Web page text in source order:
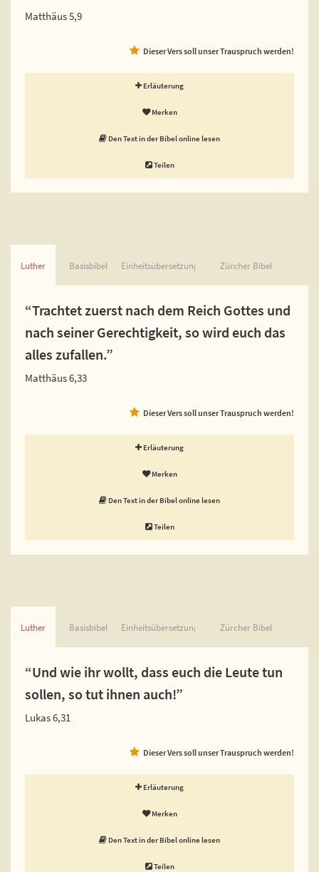
Matthäus 5,9
Dieser Vers soll unser Trauspruch werden!
Erläuterung
Merken
Den Text in der Bibel online lesen
Teilen
Luther Basisbibel Einheitsübersetzung Zürcher Bibel
“Trachtet zuerst nach dem Reich Gottes und
nach seiner Gerechtigkeit, so wird euch das
alles zufallen.”
Matthäus 6,33
Dieser Vers soll unser Trauspruch werden!
Erläuterung
Merken
Den Text in der Bibel online lesen
Teilen
Luther Basisbibel Einheitsübersetzung Zürcher Bibel
“Und wie ihr wollt, dass euch die Leute tun
sollen, so tut ihnen auch!”
Lukas 6,31
Dieser Vers soll unser Trauspruch werden!
Erläuterung
Merken
Den Text in der Bibel online lesen
Teilen